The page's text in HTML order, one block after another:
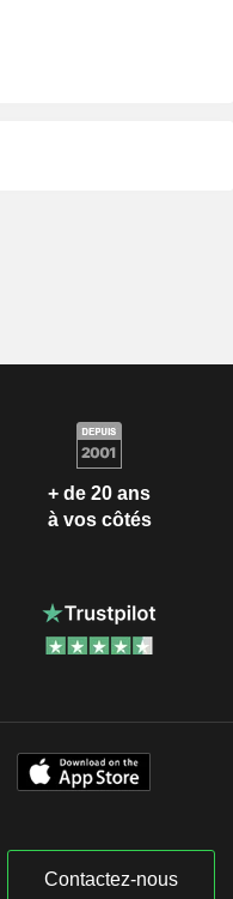
+ de 20 ans
à vos côtés
Contactez-nous